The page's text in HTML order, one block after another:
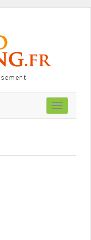
Toggle
navigation